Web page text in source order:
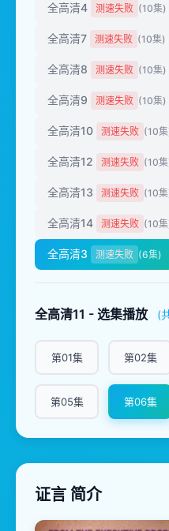
全高清4 测速失败 (10集)
全高清7 测速失败 (10集)
全高清8 测速失败 (10集)
全高清9 测速失败 (10集)
全高清10 测速失败 (10
全高清12 测速失败 (10
全高清13 测速失败 (10
全高清14 测速失败 (10
全高清3 测速失败 (6集)
全高清11 - 选集播放 (
第01集 第02集
第05集 第06集
证言 简介